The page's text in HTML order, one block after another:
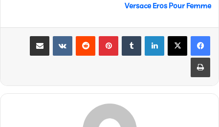
Versace Eros Pour Femme
لینکدین ‫تامبلر ‫پین‌ترست‫رددیت ‫VKontakteاشتراک گذاری از طریق ایمیل
چاپ